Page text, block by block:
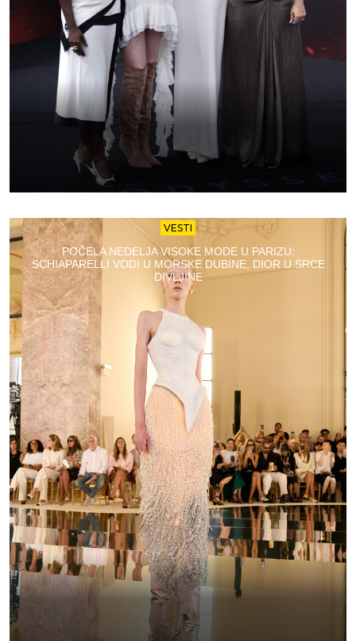
VESTI
POČELA NEDELJA VISOKE MODE U PARIZU:
SCHIAPARELLI VODI U MORSKE DUBINE, DIOR U SRCE
DIVLJINE